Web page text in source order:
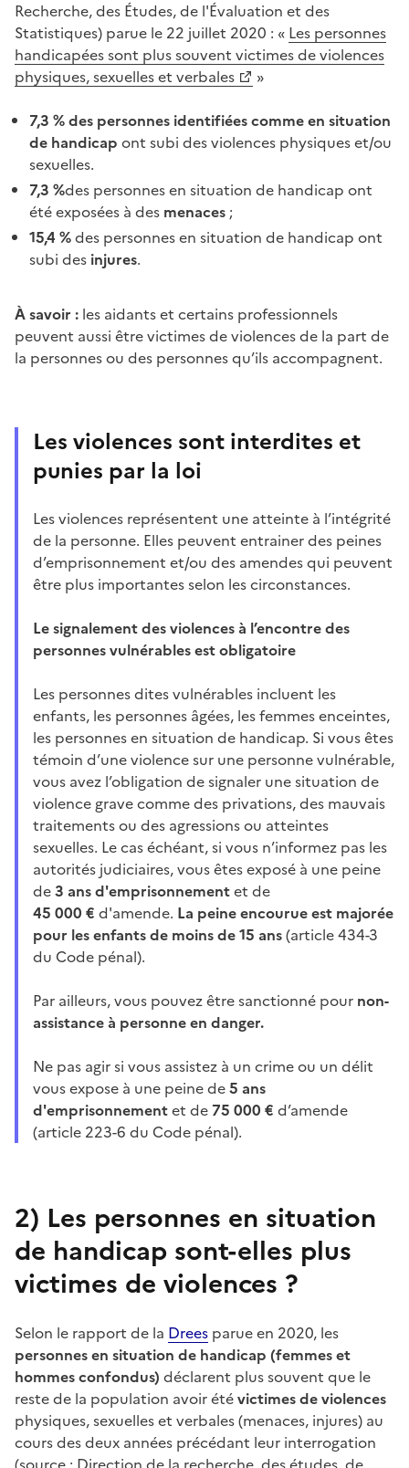
Recherche, des Études, de l'Évaluation et des
Statistiques) parue le 22 juillet 2020 : « Les personnes
handicapées sont plus souvent victimes de violences
physiques, sexuelles et verbales
»
7,3 % des personnes identifiées comme en situation
de handicap ont subi des violences physiques et/ou
sexuelles.
7,3 %des personnes en situation de handicap ont
été exposées à des menaces ;
15,4 %des personnes en situation de handicap ont
subi des injures.
À savoir : les aidants et certains professionnels
peuvent aussi être victimes de violences de la part de
la personnes ou des personnes qu’ils accompagnent.
Les violences sont interdites et
punies par la loi
Les violences représentent une atteinte à l’intégrité
de la personne. Elles peuvent entrainer des peines
d’emprisonnement et/ou des amendes qui peuvent
être plus importantes selon les circonstances.
Le signalement des violences à l’encontre des
personnes vulnérables est obligatoire
Les personnes dites vulnérables incluent les
enfants, les personnes âgées, les femmes enceintes,
les personnes en situation de handicap. Si vous êtes
témoin d’une violence sur une personne vulnérable,
vous avez l’obligation de signaler une situation de
violence grave comme des privations, des mauvais
traitements ou des agressions ou atteintes
sexuelles. Le cas échéant, si vous n’informez pas les
autorités judiciaires, vous êtes exposé à une peine
de3 ans d'emprisonnementet de
45 000 € d'amende. La peine encourue est majorée
pour les enfants de moins de 15 ans(article 434-3
du Code pénal).
Par ailleurs, vous pouvez être sanctionné pour non-
assistance à personne en danger.
Ne pas agir si vous assistez à un crime ou un délit
vous expose à une peine de5 ans
d'emprisonnementet de 75 000 € d’amende
(article 223-6 du Code pénal).
2) Les personnes en situation
de handicap sont-elles plus
victimes de violences ?
Selon le rapport de la Drees parue en 2020, les
personnes en situation de handicap (femmes et
hommes confondus) déclarent plus souvent que le
reste de la population avoir étévictimes de violences
physiques, sexuelles et verbales (menaces, injures) au
cours des deux années précédant leur interrogation